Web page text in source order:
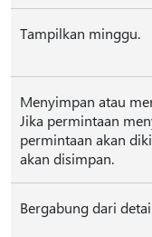
Tampilkan minggu.
Menyimpan atau
Jika permintaan
permintaan akan
akan disimpan.
Bergabung dari